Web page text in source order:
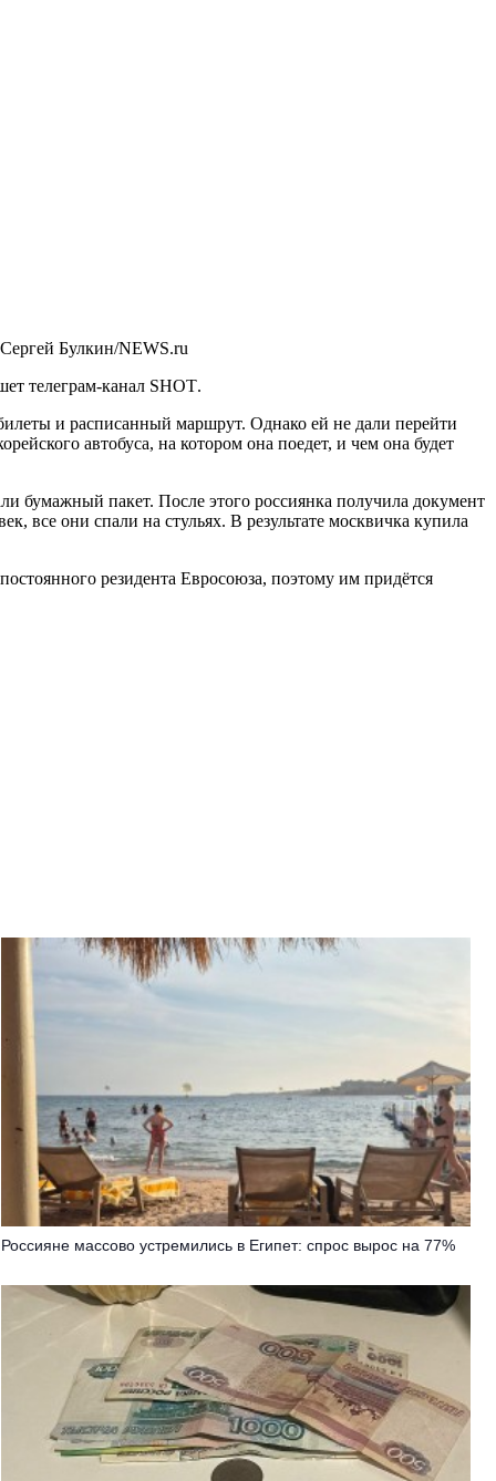
Булкин/NEWS.ru
телеграм-канал SHOT.
и расписанный маршрут. Однако ей не дали перейти
автобуса, на котором она поедет, и чем она будет
бумажный пакет. После этого россиянка получила документ
все они спали на стульях. В результате москвичка купила
резидента Евросоюза, поэтому им придётся
Россияне массово устремились в Египет: спрос вырос на 77%